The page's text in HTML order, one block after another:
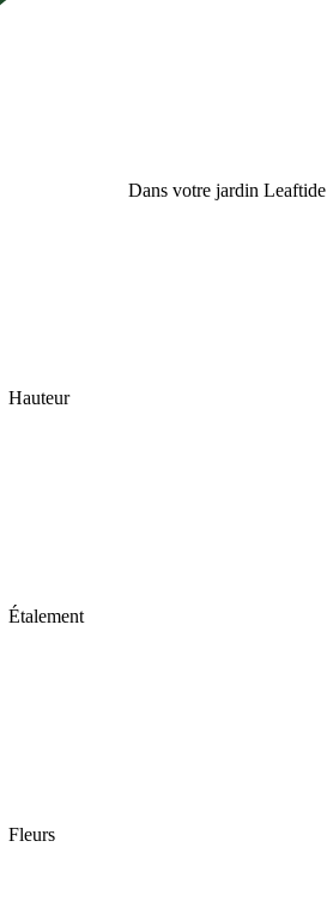
Dans votre jardin Leaftide
Hauteur
Étalement
Fleurs